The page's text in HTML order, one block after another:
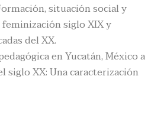
situación social y
siglo XIX y
del XX.
en Yucatán, México a
siglo XX: Una caracterización